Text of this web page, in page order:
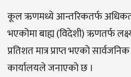
कूल ऋणमध्ये आन्तरिकतर्फ अधिकतम
भएकोमा बाह्य (विदेशी) ऋणतर्फ
प्रतिशत मात्र प्राप्त भएको
कार्यालयले जनाएको छ ।